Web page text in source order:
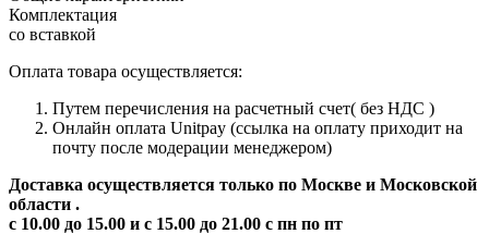
Комплектация
со вставкой
Оплата товара осуществляется:
Путем перечисления на расчетный счет( без НДС )
Онлайн оплата Unitpay (ссылка на оплату приходит на
почту после модерации менеджером)
Доставка осуществляется только по Москве и Московской
области .
с 10.00 до 15.00 и с 15.00 до 21.00 с пн по пт